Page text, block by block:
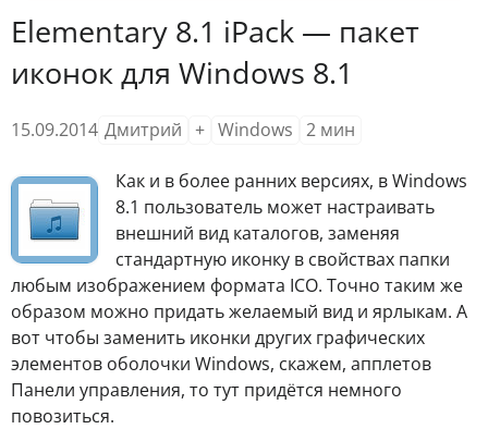
Elementary 8.1 iPack — пакет
иконок для Windows 8.1
15.09.2014 Дмитрий + Windows 2 мин
Как и в более ранних версиях, в Windows
8.1 пользователь может настраивать
внешний вид каталогов, заменяя
стандартную иконку в свойствах папки
любым изображением формата ICO. Точно таким же
образом можно придать желаемый вид и ярлыкам. А
вот чтобы заменить иконки других графических
элементов оболочки Windows, скажем, апплетов
Панели управления, то тут придётся немного
повозиться.